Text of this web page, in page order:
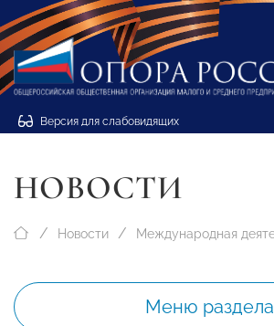
Версия для слабовидящих
НОВОСТИ
Новости
Меню раздела